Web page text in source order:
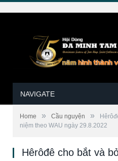
NAVIGATE
Home » Cầu nguyện »
niệm theo WAU ngày 29.8.2022
Hêrôđê cho bắt và